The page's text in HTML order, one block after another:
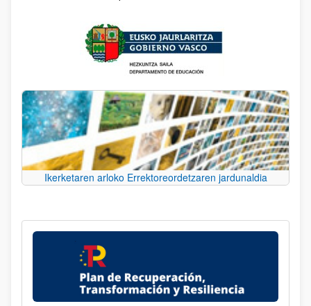
Ikerketaren arloko Errektoreordetzaren jardunaldia